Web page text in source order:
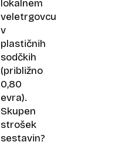
lokalnem
veletrgovcu
v
plastičnih
sodčkih
(približno
0,80
evra).
Skupen
strošek
sestavin?